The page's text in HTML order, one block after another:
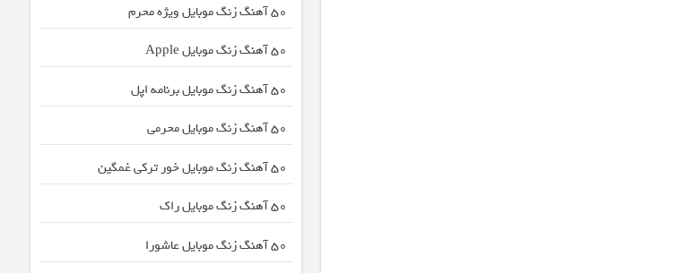
50 آهنگ زنگ موبایل ویژه محرم
50 آهنگ زنگ موبایل Apple
50 آهنگ زنگ موبایل برنامه اپل
50 آهنگ زنگ موبایل محرمی
50 آهنگ زنگ موبایل خور ترکی غمگین
50 آهنگ زنگ موبایل راک
50 آهنگ زنگ موبایل عاشورا